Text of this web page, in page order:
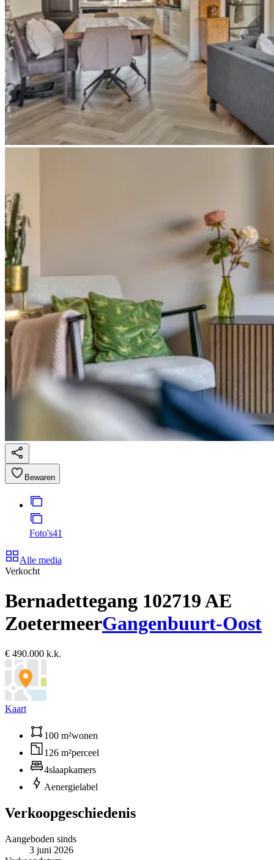
Bewaren
Foto's41
Alle media
Verkocht
Bernadettegang 102719 AE
ZoetermeerGangenbuurt-Oost
€ 490.000 k.k.
Kaart
100 m²wonen
126 m²perceel
4slaapkamers
Aenergielabel
Verkoopgeschiedenis
Aangeboden sinds
3 juni 2026